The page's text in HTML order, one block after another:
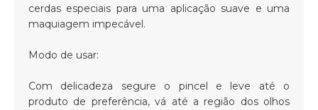
cerdas especiais para uma aplicação suave e uma
maquiagem impecável.
Modo de usar:
Com delicadeza segure o pincel e leve até o
produto de preferência, vá até a região dos olhos